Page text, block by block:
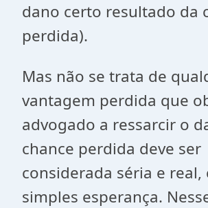
dano certo resultado da
perdida).
Mas não se trata de
vantagem perdida que
advogado a ressarcir o
chance perdida deve ser
considerada séria e real,
simples esperança.